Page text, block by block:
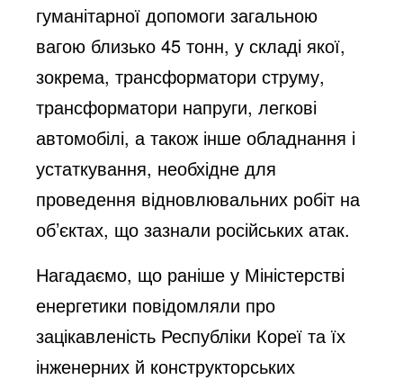
гуманітарної допомоги загальною
вагою близько 45 тонн, у складі якої,
зокрема, трансформатори струму,
трансформатори напруги, легкові
автомобілі, а також інше обладнання і
устаткування, необхідне для
проведення відновлювальних робіт на
об’єктах, що зазнали російських атак.
Нагадаємо, що раніше у Міністерстві
енергетики повідомляли про
зацікавленість Республіки Кореї та їх
інженерних й конструкторських